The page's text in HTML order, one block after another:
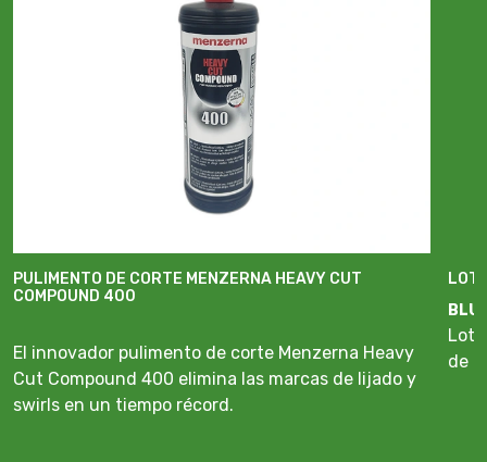
PULIMENTO DE CORTE MENZERNA HEAVY CUT
COMPOUND 400
El innovador pulimento de corte Menzerna Heavy
Cut Compound 400 elimina las marcas de lijado y
swirls en un tiempo récord.
de